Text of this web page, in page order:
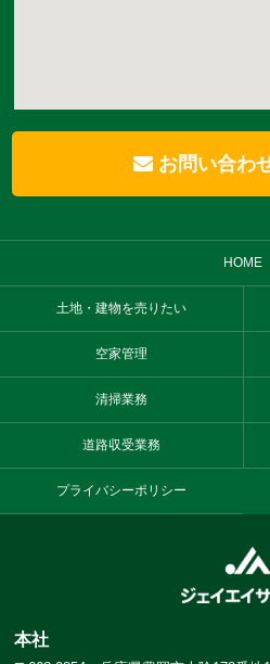
お問い合わ
HOME
土地・建物を売りたい
空家管理
清掃業務
道路収受業務
プライバシーポリシー
本社